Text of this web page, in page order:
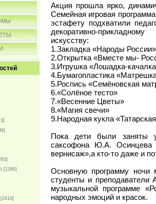
[1260]
[2410]
Акция прошла ярко,
Семейная игровая
эстафету подхватили
декоративно-прикладному
искусству:
1.Закладка «Народы России»
2.Открытка «Вместе мы-
3.Игрушка «Лошадка-
4.Бумагопластика
5.Роспись «Семëновская
6.«Солёное тесто»
7.«Весенние Цветы»
8.«Магия свечи»
9.Народная кукла
Пока дети были заняты
саксофона Ю.А. Осинцева
вернисаж»,а кто-то даже и
Основную программу ночи
студенты и преподаватели
музыкальной программе
народных эмоций и красок.